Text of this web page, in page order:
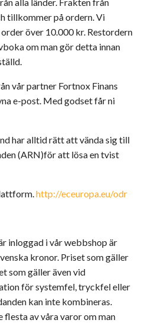
tillkommer på ordern. Vi
över 10.000 kr. Restordern
om man gör detta innan
vår partner Fortnox Finans
e-post. Med godset får ni
har alltid rätt att vända sig till
(ARN)för att lösa en tvist
http://eceuropa.eu/odr
inloggad i vår webbshop är
kronor. Priset som gäller
som gäller även vid
för systemfel, tryckfel eller
kan inte kombineras.
flesta av våra varor om man